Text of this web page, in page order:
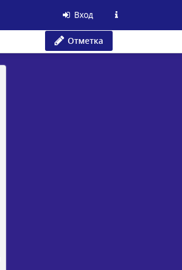
Вход
Отметка